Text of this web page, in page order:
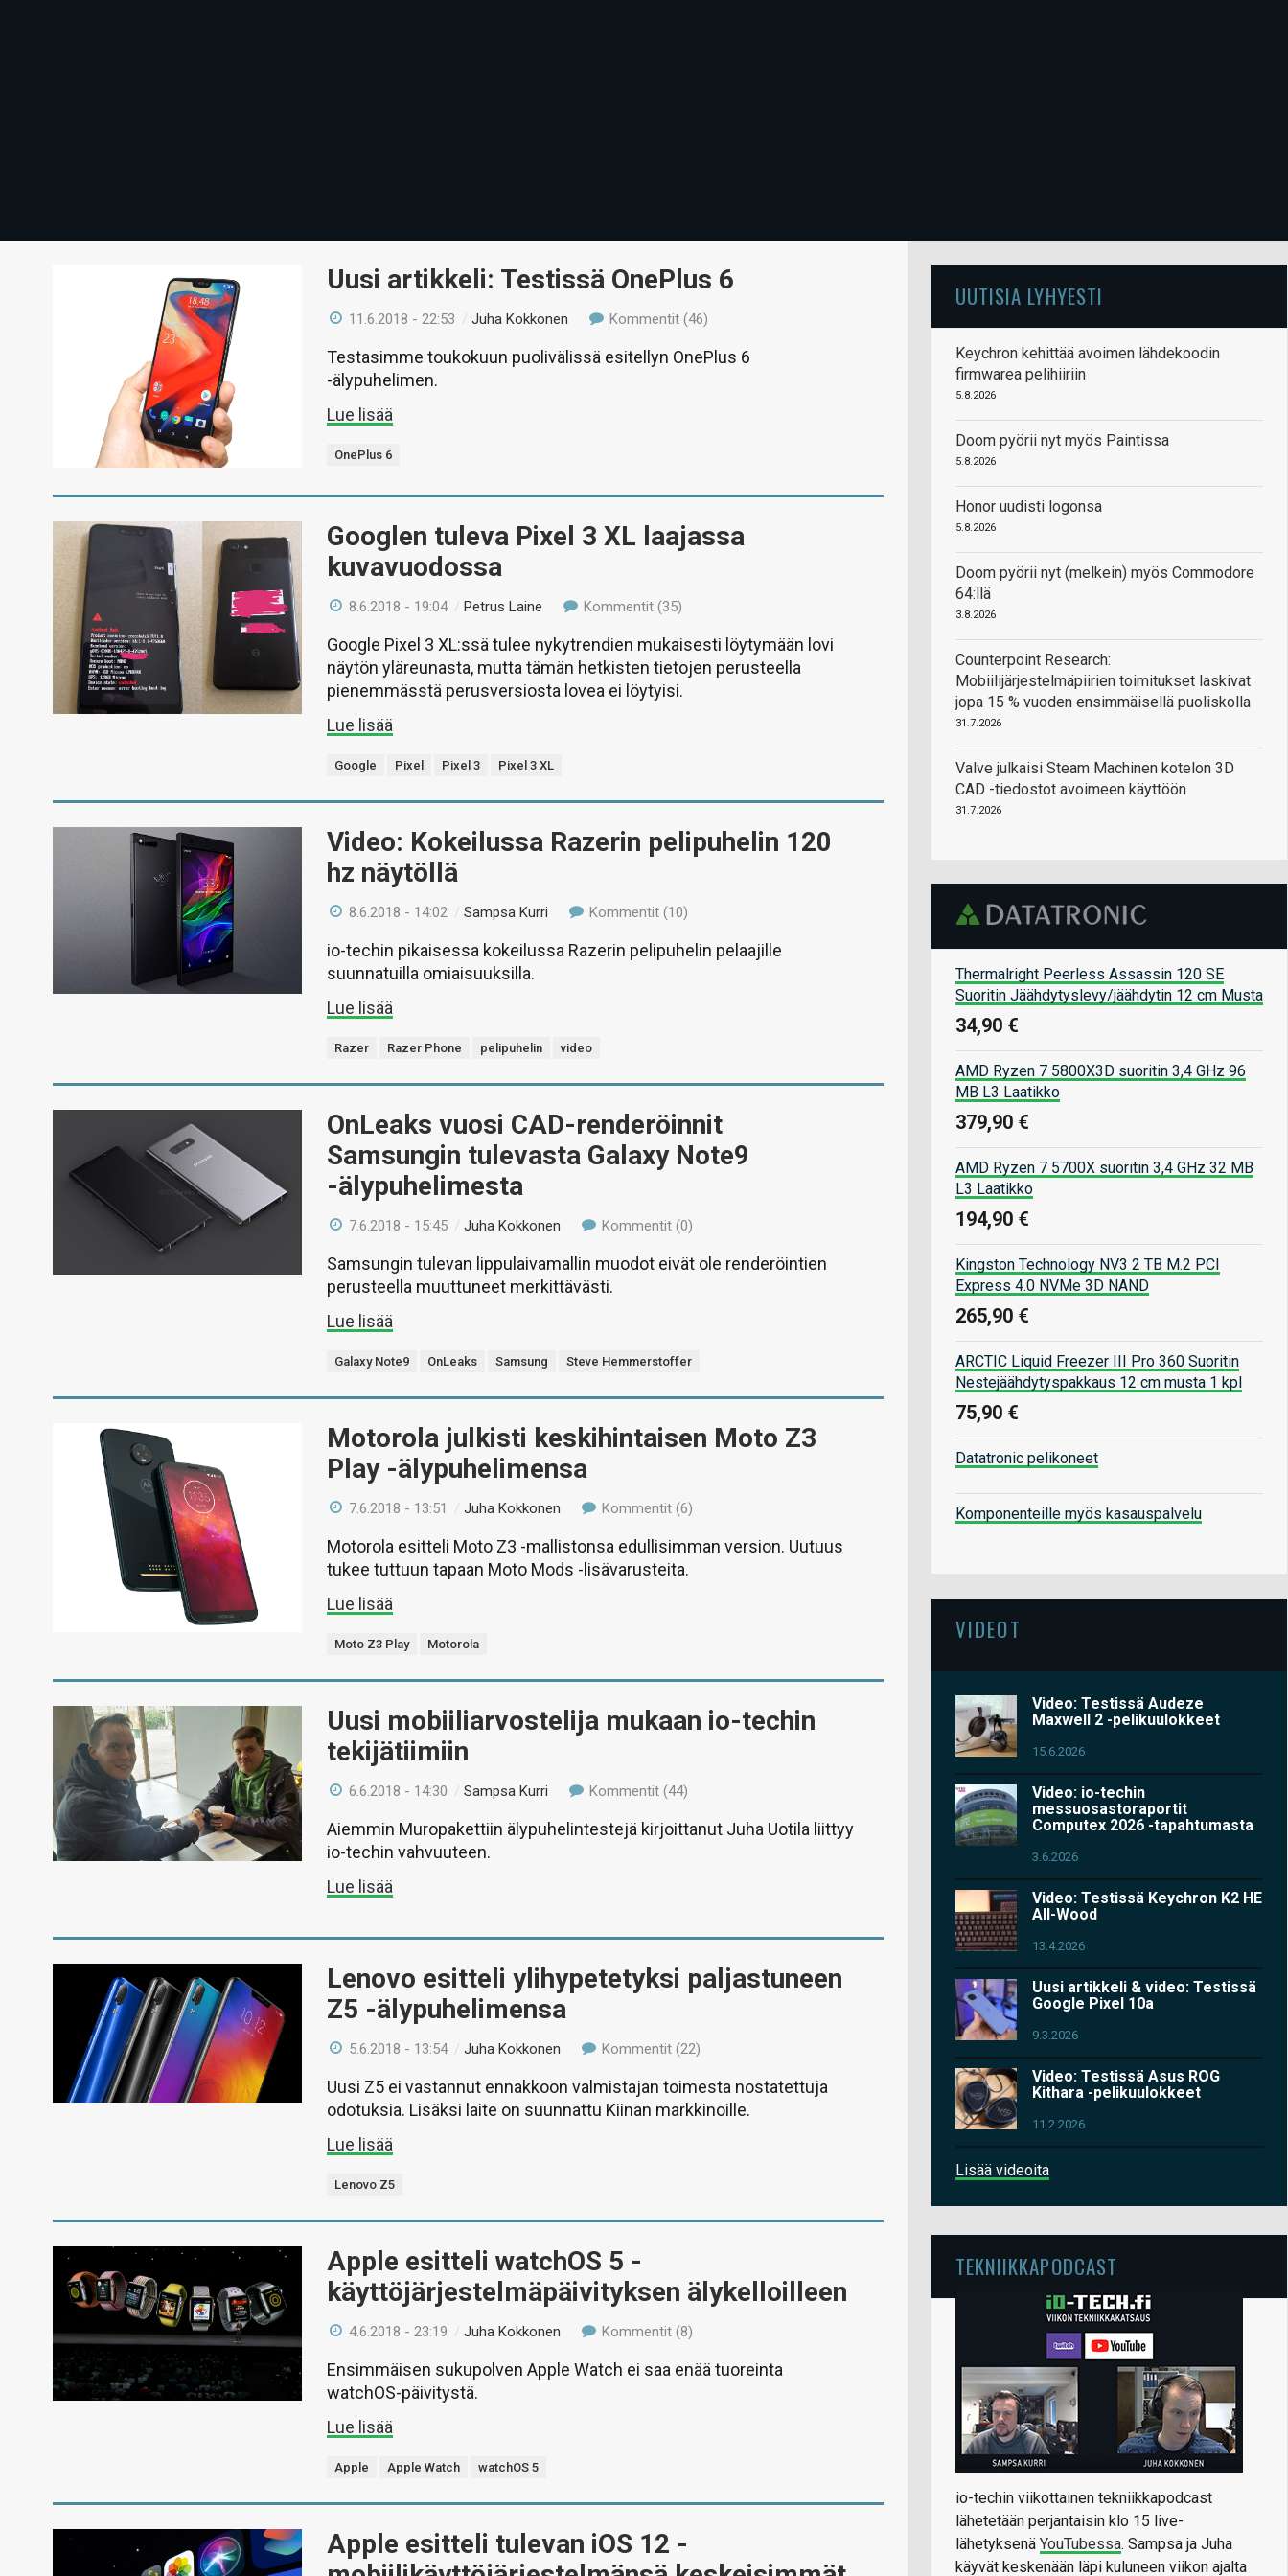
Uusi artikkeli: Testissä OnePlus 6
11.6.2018 - 22:53 /Juha Kokkonen Kommentit (46)
Testasimme toukokuun puolivälissä esitellyn OnePlus 6
-älypuhelimen.
Lue lisää
OnePlus 6
Googlen tuleva Pixel 3 XL laajassa
kuvavuodossa
8.6.2018 - 19:04 / Petrus Laine Kommentit (35)
Google Pixel 3 XL:ssä tulee nykytrendien mukaisesti löytymään lovi
näytön yläreunasta, mutta tämän hetkisten tietojen perusteella
pienemmässtä perusversiosta lovea ei löytyisi.
Lue lisää
Google Pixel Pixel 3 Pixel 3 XL
Video: Kokeilussa Razerin pelipuhelin 120
hz näytöllä
8.6.2018 - 14:02 /Sampsa Kurri Kommentit (10)
io-techin pikaisessa kokeilussa Razerin pelipuhelin pelaajille
suunnatuilla omiaisuuksilla.
Lue lisää
Razer Razer Phone pelipuhelin video
OnLeaks vuosi CAD-renderöinnit
Samsungin tulevasta Galaxy Note9
-älypuhelimesta
7.6.2018 - 15:45 /Juha Kokkonen Kommentit (0)
Samsungin tulevan lippulaivamallin muodot eivät ole renderöintien
perusteella muuttuneet merkittävästi.
Lue lisää
Galaxy Note9 OnLeaks Samsung Steve Hemmerstoffer
Motorola julkisti keskihintaisen Moto Z3
Play -älypuhelimensa
7.6.2018 - 13:51 /Juha Kokkonen Kommentit (6)
Motorola esitteli Moto Z3 -mallistonsa edullisimman version. Uutuus
tukee tuttuun tapaan Moto Mods -lisävarusteita.
Lue lisää
Moto Z3 Play Motorola
Uusi mobiiliarvostelija mukaan io-techin
tekijätiimiin
6.6.2018 - 14:30 /Sampsa Kurri Kommentit (44)
Aiemmin Muropakettiin älypuhelintestejä kirjoittanut Juha Uotila liittyy
io-techin vahvuuteen.
Lue lisää
Lenovo esitteli ylihypetetyksi paljastuneen
Z5 -älypuhelimensa
5.6.2018 - 13:54 /Juha Kokkonen Kommentit (22)
Uusi Z5 ei vastannut ennakkoon valmistajan toimesta nostatettuja
odotuksia. Lisäksi laite on suunnattu Kiinan markkinoille.
Lue lisää
Lenovo Z5
Apple esitteli watchOS 5 -
käyttöjärjestelmäpäivityksen älykelloilleen
4.6.2018 - 23:19 /Juha Kokkonen Kommentit (8)
Ensimmäisen sukupolven Apple Watch ei saa enää tuoreinta
watchOS-päivitystä.
Lue lisää
Apple Apple Watch watchOS 5
Apple esitteli tulevan iOS 12 -
UUTISIA LYHYESTI
Keychron kehittää avoimen lähdekoodin
firmwarea pelihiiriin
5.8.2026
Doom pyörii nyt myös Paintissa
5.8.2026
Honor uudisti logonsa
5.8.2026
Doom pyörii nyt (melkein) myös Commodore
64:llä
3.8.2026
Counterpoint Research:
Mobiilijärjestelmäpiirien toimitukset laskivat
jopa 15 % vuoden ensimmäisellä puoliskolla
31.7.2026
Valve julkaisi Steam Machinen kotelon 3D
CAD -tiedostot avoimeen käyttöön
31.7.2026
Thermalright Peerless Assassin 120 SE
Suoritin Jäähdytyslevy/jäähdytin 12 cm Musta
34,90 €
AMD Ryzen 7 5800X3D suoritin 3,4 GHz 96
MB L3 Laatikko
379,90 €
AMD Ryzen 7 5700X suoritin 3,4 GHz 32 MB
L3 Laatikko
194,90 €
Kingston Technology NV3 2 TB M.2 PCI
Express 4.0 NVMe 3D NAND
265,90 €
ARCTIC Liquid Freezer III Pro 360 Suoritin
Nestejäähdytyspakkaus 12 cm musta 1 kpl
75,90 €
Datatronic pelikoneet
Komponenteille myös kasauspalvelu
VIDEOT
Video: Testissä Audeze
Maxwell 2 -pelikuulokkeet
15.6.2026
Video: io-techin
messuosastoraportit
Computex 2026 -tapahtumasta
3.6.2026
Video: Testissä Keychron K2 HE
All-Wood
13.4.2026
Uusi artikkeli & video: Testissä
Google Pixel 10a
9.3.2026
Video: Testissä Asus ROG
Kithara -pelikuulokkeet
11.2.2026
Lisää videoita
TEKNIIKKAPODCAST
io-techin viikottainen tekniikkapodcast
lähetetään perjantaisin klo 15 live-
lähetyksenä YouTubessa. Sampsa ja Juha
käyvät keskenään läpi kuluneen viikon ajalta